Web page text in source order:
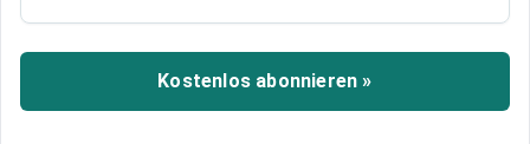
Saale erst 2030
Umbrüche verlangen den Menschen viel ab – in
Halle an der Saale soll eine neue Institution die
Kostenlos abonnieren »